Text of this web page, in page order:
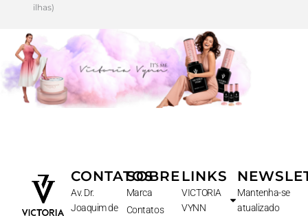
ilhas)
CONTATOS
Av. Dr.
Joaquim de
SOBRE
Marca
Contatos
LINKS
VICTORIA
VYNN
Mantenha-se
atualizado